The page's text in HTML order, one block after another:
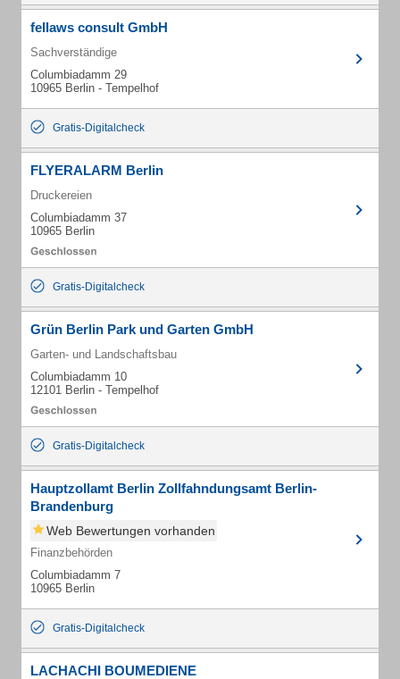
fellaws consult GmbH
Sachverständige
Columbiadamm 29
10965 Berlin - Tempelhof
Gratis-Digitalcheck
FLYERALARM Berlin
Druckereien
Columbiadamm 37
10965 Berlin
Gratis-Digitalcheck
Grün Berlin Park und Garten GmbH
Garten- und Landschaftsbau
Columbiadamm 10
12101 Berlin - Tempelhof
Gratis-Digitalcheck
Hauptzollamt Berlin Zollfahndungsamt Berlin-
Brandenburg
Web Bewertungen vorhanden
Finanzbehörden
Columbiadamm 7
10965 Berlin
Gratis-Digitalcheck
LACHACHI BOUMEDIENE